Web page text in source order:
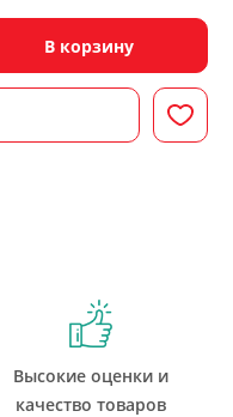
В корзину
Высокие оценки и
качество товаров